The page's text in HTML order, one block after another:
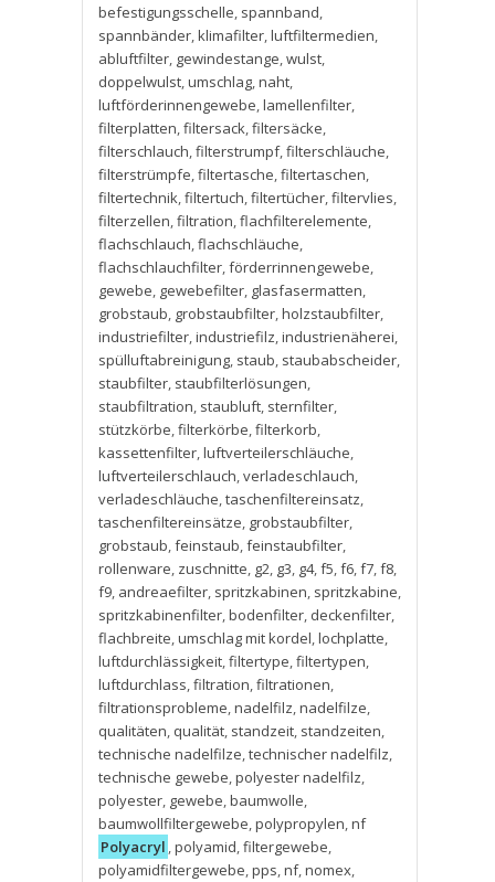
befestigungsschelle, spannband,
spannbänder,klimafilter,luftfiltermedien,
abluftfilter, gewindestange,wulst,
doppelwulst,umschlag,naht,
luftförderinnengewebe,lamellenfilter,
filterplatten,filtersack,filtersäcke,
filterschlauch,filterstrumpf,filterschläuche,
filterstrümpfe,filtertasche,filtertaschen,
filtertechnik,filtertuch,filtertücher,filtervlies,
filterzellen,filtration,flachfilterelemente,
flachschlauch,flachschläuche,
flachschlauchfilter,förderrinnengewebe,
gewebe, gewebefilter, glasfasermatten,
grobstaub, grobstaubfilter,holzstaubfilter,
industriefilter,industriefilz,industrienäherei,
spülluftabreinigung, staub, staubabscheider,
staubfilter, staubfilterlösungen,
staubfiltration, staubluft, sternfilter,
stützkörbe,filterkörbe,filterkorb,
kassettenfilter,luftverteilerschläuche,
luftverteilerschlauch,verladeschlauch,
verladeschläuche,taschenfiltereinsatz,
taschenfiltereinsätze, grobstaubfilter,
grobstaub,feinstaub,feinstaubfilter,
rollenware, zuschnitte, g2, g3, g4,f5,f6,f7,f8,
f9, andreaefilter, spritzkabinen, spritzkabine,
spritzkabinenfilter,bodenfilter, deckenfilter,
flachbreite,umschlag mit kordel,lochplatte,
luftdurchlässigkeit,filtertype,filtertypen,
luftdurchlass,filtration,filtrationen,
filtrationsprobleme,nadelfilz,nadelfilze,
qualitäten, qualität, standzeit, standzeiten,
technische nadelfilze,technischer nadelfilz,
technische gewebe,polyester nadelfilz,
polyester, gewebe,baumwolle,
baumwollfiltergewebe,polypropylen,nf
Polyacryl ,polyamid,filtergewebe,
polyamidfiltergewebe,pps,nf,nomex,